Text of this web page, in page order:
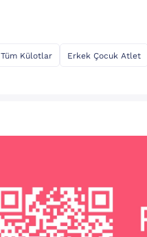
Tüm Külotlar Erkek Çocuk Atlet